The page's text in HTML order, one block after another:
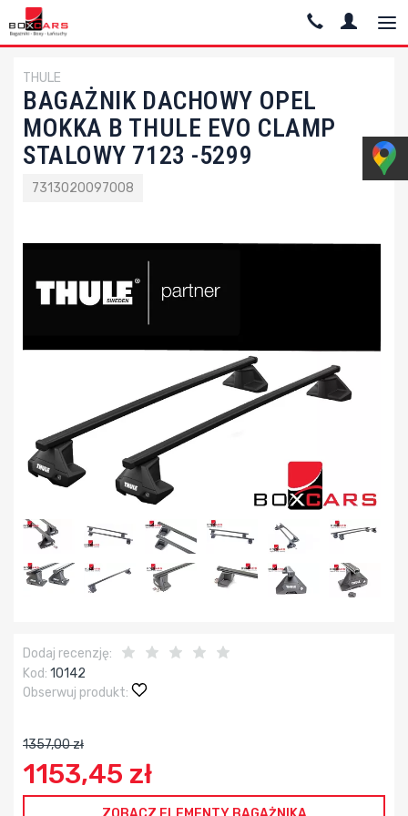
THULE
BAGAŻNIK DACHOWY OPEL
MOKKA B THULE EVO CLAMP
STALOWY 7123 -5299
7313020097008
Dodaj recenzję:
Kod: 10142
Obserwuj produkt:
1357,00 zł
1153,45 zł